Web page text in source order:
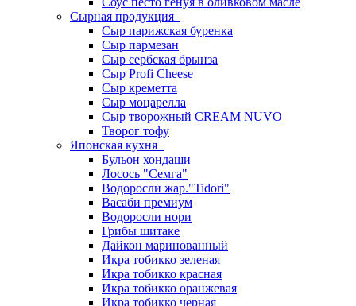
Сырная продукция
Сыр парижская буренка
Сыр пармезан
Сыр сербская брынза
Сыр Profi Cheese
Сыр креметта
Сыр моцарелла
Сыр творожный CREАM NUVO
Творог тофу
Японская кухня
Бульон хондаши
Лосось "Семга"
Водоросли жар."Tidori"
Васаби премиум
Водоросли нори
Грибы шитаке
Дайкон маринованный
Икра тобикко зеленая
Икра тобикко красная
Икра тобикко оранжевая
Икра тобикко черная